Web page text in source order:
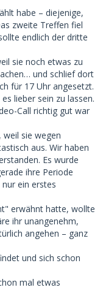
habe – diejenige,
zweite Treffen fiel
endlich der dritte
sie noch etwas zu
und schlief dort
für 17 Uhr angesetzt.
lieber sein zu lassen.
Call richtig gut war
sie wegen
aus. Wir haben
Es wurde
ihre Periode
ein erstes
erwähnt hatte, wollte
ihr unangenehm,
angehen – ganz
und sich schon
mal etwas